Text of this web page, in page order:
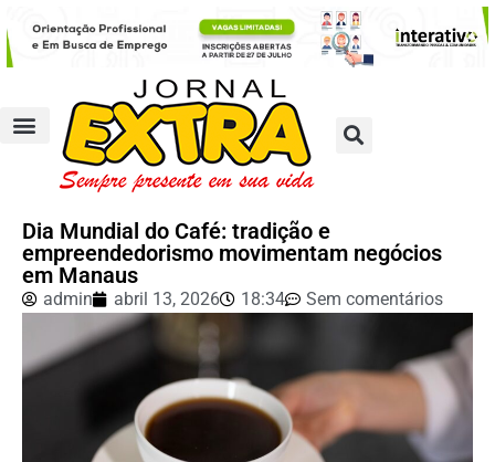
Dia Mundial do Café: tradição e
empreendedorismo movimentam negócios
em Manaus
admin abril 13, 2026 18:34 Sem comentários